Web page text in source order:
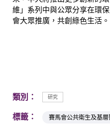
維」系列中與公眾分享在環
會大眾推廣，共創綠色生活。
類別： 研究
標籤： 賽馬會公共衛生及基